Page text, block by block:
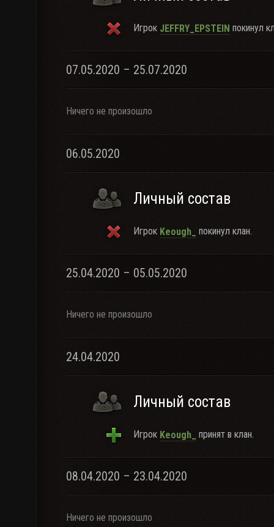
Игрок JEFFRY_EPSTElN покинул
07.05.2020 – 25.07.2020
Ничего не произошло
06.05.2020
Личный состав
Игрок Keough_ покинул клан.
25.04.2020 – 05.05.2020
Ничего не произошло
24.04.2020
Личный состав
Игрок Keough_ принят в клан.
08.04.2020 – 23.04.2020
Ничего не произошло